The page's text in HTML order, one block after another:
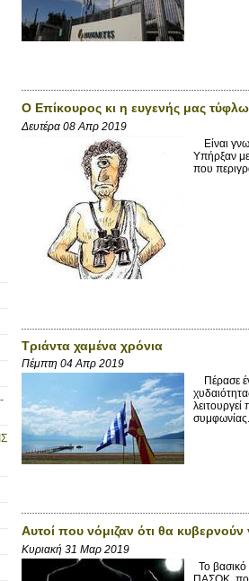
Ο Επίκουρος κι η ευγενής μας
Δευτέρα 08 Απρ 2019
Είναι
Υπήρξαν
που
Τριάντα χαμένα χρόνια
Πέμπτη 04 Απρ 2019
Πέρασε
Αυτοί που νόμιζαν ότι θα κυβερνούν
Κυριακή 31 Μαρ 2019
Το